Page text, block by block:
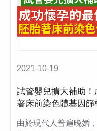
2021-10-19
試管嬰兒擴大補助
著床前染色體基因篩
由於現代人普遍晚婚